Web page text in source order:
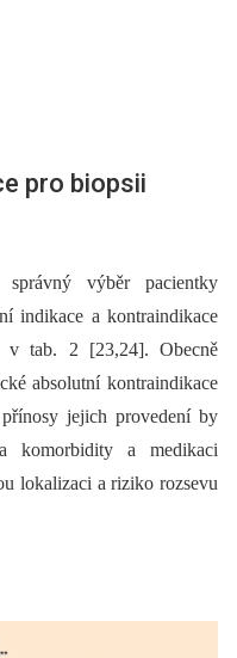
pro biopsii
výběr pacientky
indikace a kontraindikace
v tab. 2 [23,24]. Obecně
absolutní kontraindikace
jejich provedení by
komorbidity a medikaci
lokalizaci a riziko rozsevu